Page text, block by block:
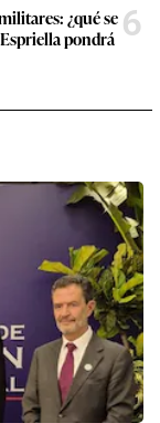
¿qué se
pondrá 6